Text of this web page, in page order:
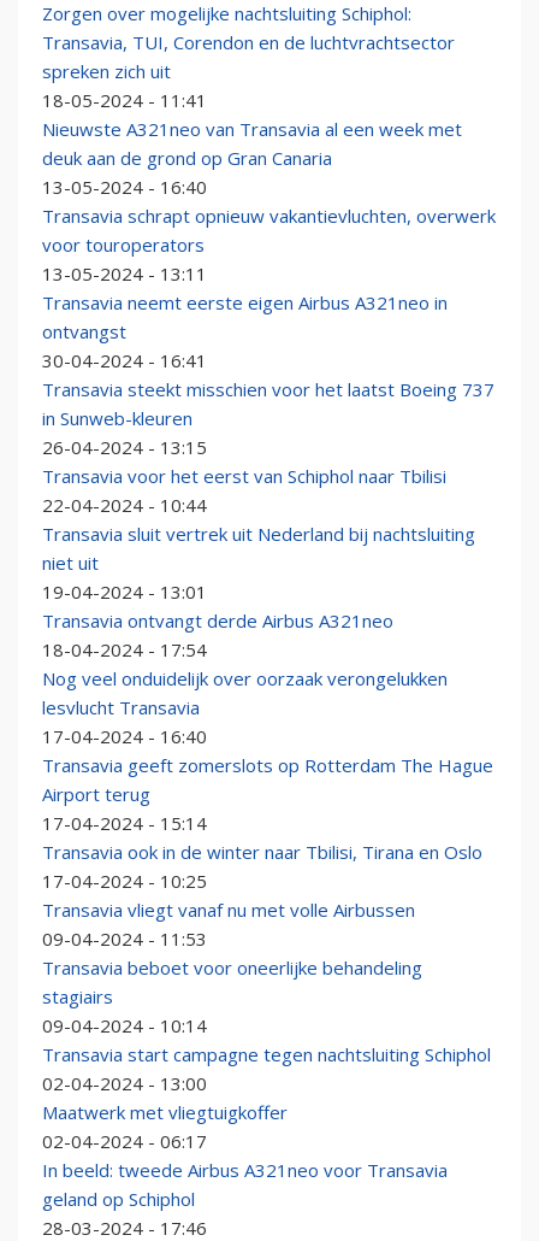
Zorgen over mogelijke nachtsluiting Schiphol:
Transavia, TUI, Corendon en de luchtvrachtsector
spreken zich uit
18-05-2024 - 11:41
Nieuwste A321neo van Transavia al een week met
deuk aan de grond op Gran Canaria
13-05-2024 - 16:40
Transavia schrapt opnieuw vakantievluchten, overwerk
voor touroperators
13-05-2024 - 13:11
Transavia neemt eerste eigen Airbus A321neo in
ontvangst
30-04-2024 - 16:41
Transavia steekt misschien voor het laatst Boeing 737
in Sunweb-kleuren
26-04-2024 - 13:15
Transavia voor het eerst van Schiphol naar Tbilisi
22-04-2024 - 10:44
Transavia sluit vertrek uit Nederland bij nachtsluiting
niet uit
19-04-2024 - 13:01
Transavia ontvangt derde Airbus A321neo
18-04-2024 - 17:54
Nog veel onduidelijk over oorzaak verongelukken
lesvlucht Transavia
17-04-2024 - 16:40
Transavia geeft zomerslots op Rotterdam The Hague
Airport terug
17-04-2024 - 15:14
Transavia ook in de winter naar Tbilisi, Tirana en Oslo
17-04-2024 - 10:25
Transavia vliegt vanaf nu met volle Airbussen
09-04-2024 - 11:53
Transavia beboet voor oneerlijke behandeling
stagiairs
09-04-2024 - 10:14
Transavia start campagne tegen nachtsluiting Schiphol
02-04-2024 - 13:00
Maatwerk met vliegtuigkoffer
02-04-2024 - 06:17
In beeld: tweede Airbus A321neo voor Transavia
geland op Schiphol
28-03-2024 - 17:46